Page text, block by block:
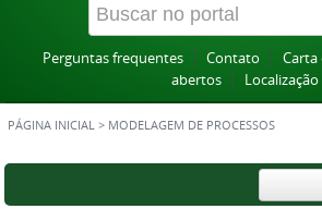
Perguntas frequentes Contato Carta
abertos
Localização
PÁGINA INICIAL > MODELAGEM DE PROCESSOS